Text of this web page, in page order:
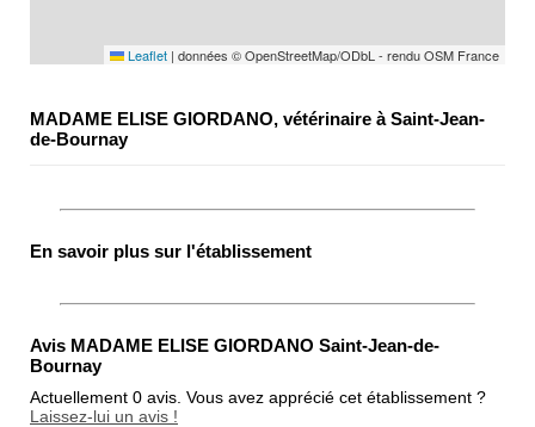
Leaflet | données © OpenStreetMap/ODbL - rendu OSM France
MADAME ELISE GIORDANO, vétérinaire à Saint-Jean-
de-Bournay
En savoir plus sur l'établissement
Avis MADAME ELISE GIORDANO Saint-Jean-de-
Bournay
Actuellement 0 avis. Vous avez apprécié cet établissement ?
Laissez-lui un avis !